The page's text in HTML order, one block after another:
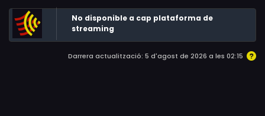
No disponible a cap plataforma de
streaming
Darrera actualització: 5 d'agost de 2026 a les 02:15